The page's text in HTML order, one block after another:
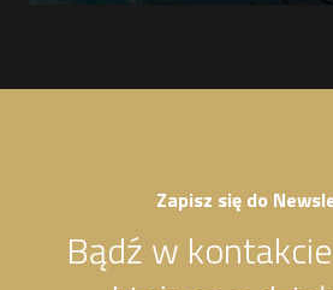
Zapisz się do
Bądź w